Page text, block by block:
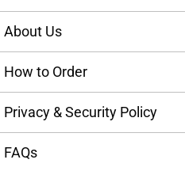
About Us
How to Order
Privacy & Security Policy
FAQs